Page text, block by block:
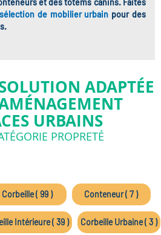
et des totems canins. Faites
sélection de mobilier urbain pour des
ADAPTÉE
URBAINS
PROPRETÉ
Corbeille ( 99 ) Conteneur ( 7 )
Intérieure ( 39 ) Corbeille Urbaine ( 3 )